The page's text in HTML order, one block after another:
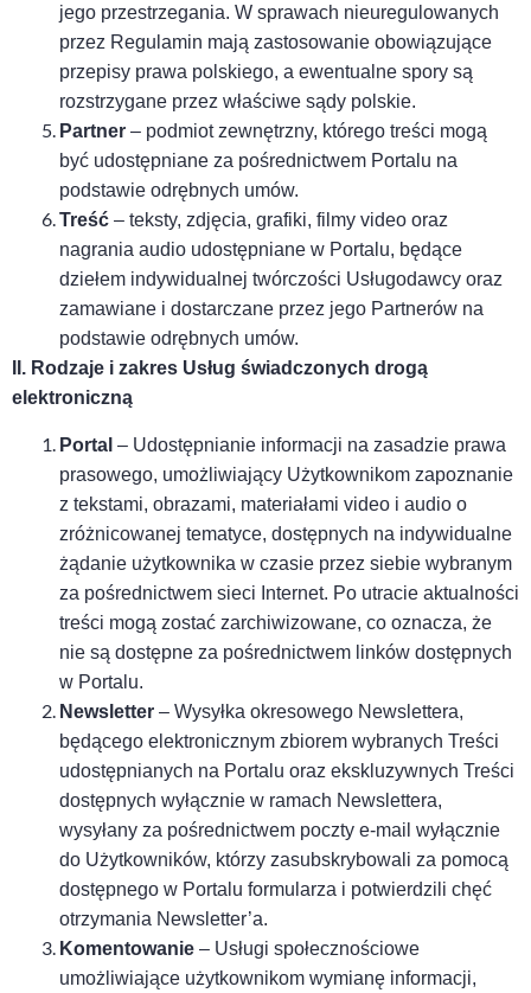
jego przestrzegania. W sprawach nieuregulowanych
przez Regulamin mają zastosowanie obowiązujące
przepisy prawa polskiego, a ewentualne spory są
rozstrzygane przez właściwe sądy polskie.
Partner – podmiot zewnętrzny, którego treści mogą
być udostępniane za pośrednictwem Portalu na
podstawie odrębnych umów.
Treść – teksty, zdjęcia, grafiki, filmy video oraz
nagrania audio udostępniane w Portalu, będące
dziełem indywidualnej twórczości Usługodawcy oraz
zamawiane i dostarczane przez jego Partnerów na
podstawie odrębnych umów.
II. Rodzaje i zakres Usług świadczonych drogą
elektroniczną
Portal – Udostępnianie informacji na zasadzie prawa
prasowego, umożliwiający Użytkownikom zapoznanie
z tekstami, obrazami, materiałami video i audio o
zróżnicowanej tematyce, dostępnych na indywidualne
żądanie użytkownika w czasie przez siebie wybranym
za pośrednictwem sieci Internet. Po utracie aktualności
treści mogą zostać zarchiwizowane, co oznacza, że
nie są dostępne za pośrednictwem linków dostępnych
w Portalu.
Newsletter – Wysyłka okresowego Newslettera,
będącego elektronicznym zbiorem wybranych Treści
udostępnianych na Portalu oraz ekskluzywnych Treści
dostępnych wyłącznie w ramach Newslettera,
wysyłany za pośrednictwem poczty e-mail wyłącznie
do Użytkowników, którzy zasubskrybowali za pomocą
dostępnego w Portalu formularza i potwierdzili chęć
otrzymania Newsletter’a.
Komentowanie – Usługi społecznościowe
umożliwiające użytkownikom wymianę informacji,